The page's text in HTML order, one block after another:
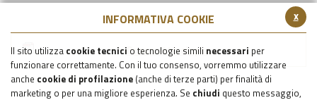
x
INFORMATIVA COOKIE
Il sito utilizza cookie tecnici o tecnologie simili necessari per
funzionare correttamente. Con il tuo consenso, vorremmo utilizzare
anche cookie di profilazione (anche di terze parti) per finalità di
marketing o per una migliore esperienza. Se chiudi questo messaggio,
Prospetto cippo